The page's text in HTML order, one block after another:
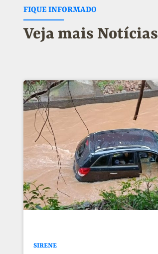
FIQUE INFORMADO
Veja mais Notícias
SIRENE